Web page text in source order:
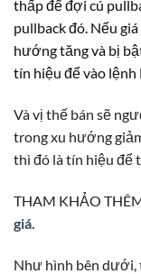
thấp để đợi cú
pullback đó. Nếu
hướng tăng và bị
tín hiệu để vào lệnh
Và vị thế bán sẽ
trong xu hướng
thì đó là tín hiệu để
THAM KHẢO
giá.
Như hình bên dưới,